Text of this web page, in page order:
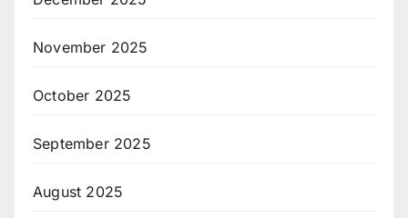
November 2025
October 2025
September 2025
August 2025